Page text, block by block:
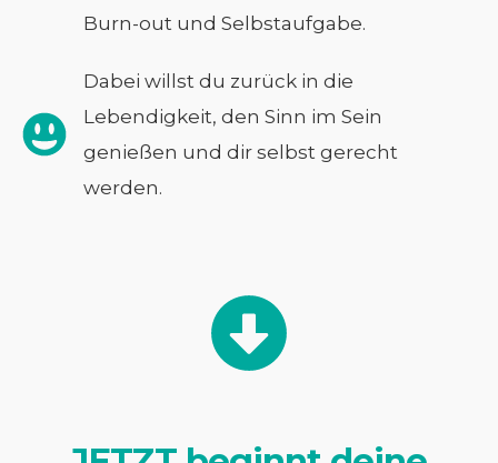
Burn-out und Selbstaufgabe.
Dabei willst du zurück in die
Lebendigkeit, den Sinn im Sein
genießen und dir selbst gerecht
werden.